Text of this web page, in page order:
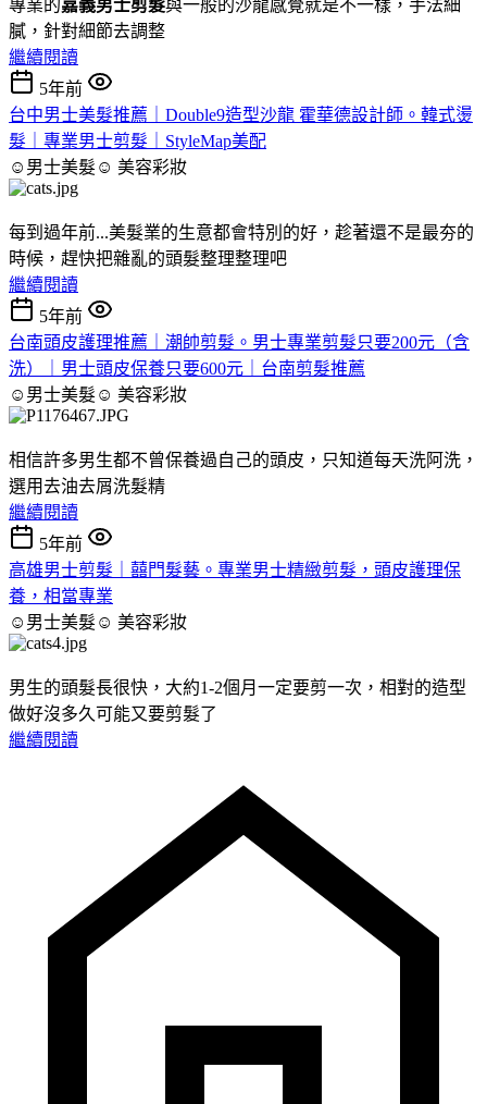
專業的嘉義男士剪髮與一般的沙龍感覺就是不一樣，手法細
膩，針對細節去調整
繼續閱讀
5年前
台中男士美髮推薦｜Double9造型沙龍 霍華德設計師。韓式燙
髮｜專業男士剪髮｜StyleMap美配
☺男士美髮☺ 美容彩妝
每到過年前...美髮業的生意都會特別的好，趁著還不是最夯的
時候，趕快把雜亂的頭髮整理整理吧
繼續閱讀
5年前
台南頭皮護理推薦｜潮帥剪髮。男士專業剪髮只要200元（含
洗）｜男士頭皮保養只要600元｜台南剪髮推薦
☺男士美髮☺ 美容彩妝
相信許多男生都不曾保養過自己的頭皮，只知道每天洗阿洗，
選用去油去屑洗髮精
繼續閱讀
5年前
高雄男士剪髮｜囍門髮藝。專業男士精緻剪髮，頭皮護理保
養，相當專業
☺男士美髮☺ 美容彩妝
男生的頭髮長很快，大約1-2個月一定要剪一次，相對的造型
做好沒多久可能又要剪髮了
繼續閱讀